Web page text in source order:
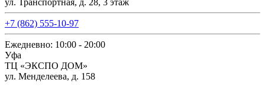
ул. Транспортная, д. 28, 3 этаж
+7 (862) 555-10-97
Ежедневно: 10:00 - 20:00
Уфа
ТЦ «ЭКСПО ДОМ»
ул. Менделеева, д. 158